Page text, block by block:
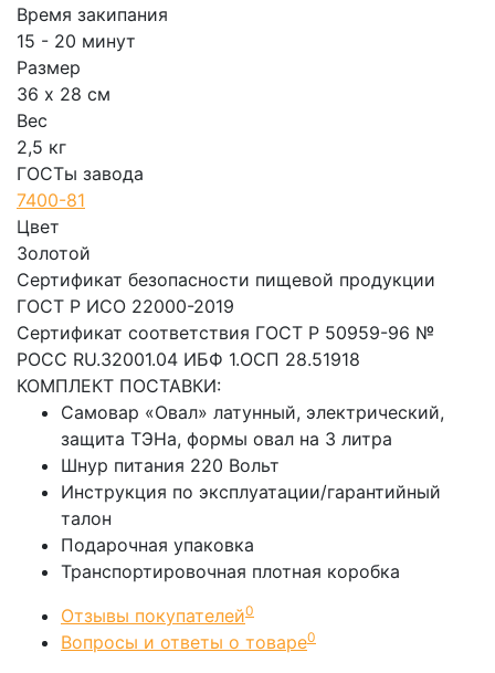
Время закипания
15 - 20 минут
Размер
36 х 28 см
Вес
2,5 кг
ГОСТы завода
7400-81
Цвет
Золотой
Сертификат безопасности пищевой продукции
ГОСТ Р ИСО 22000-2019
Сертификат соответствия ГОСТ Р 50959-96 №
РОСС RU.32001.04 ИБФ 1.ОСП 28.51918
КОМПЛЕКТ ПОСТАВКИ:
Самовар «Овал» латунный, электрический,
защита ТЭНа, формы овал на 3 литра
Шнур питания 220 Вольт
Инструкция по эксплуатации/гарантийный
талон
Подарочная упаковка
Транспортировочная плотная коробка
Отзывы покупателей0
Вопросы и ответы о товаре0